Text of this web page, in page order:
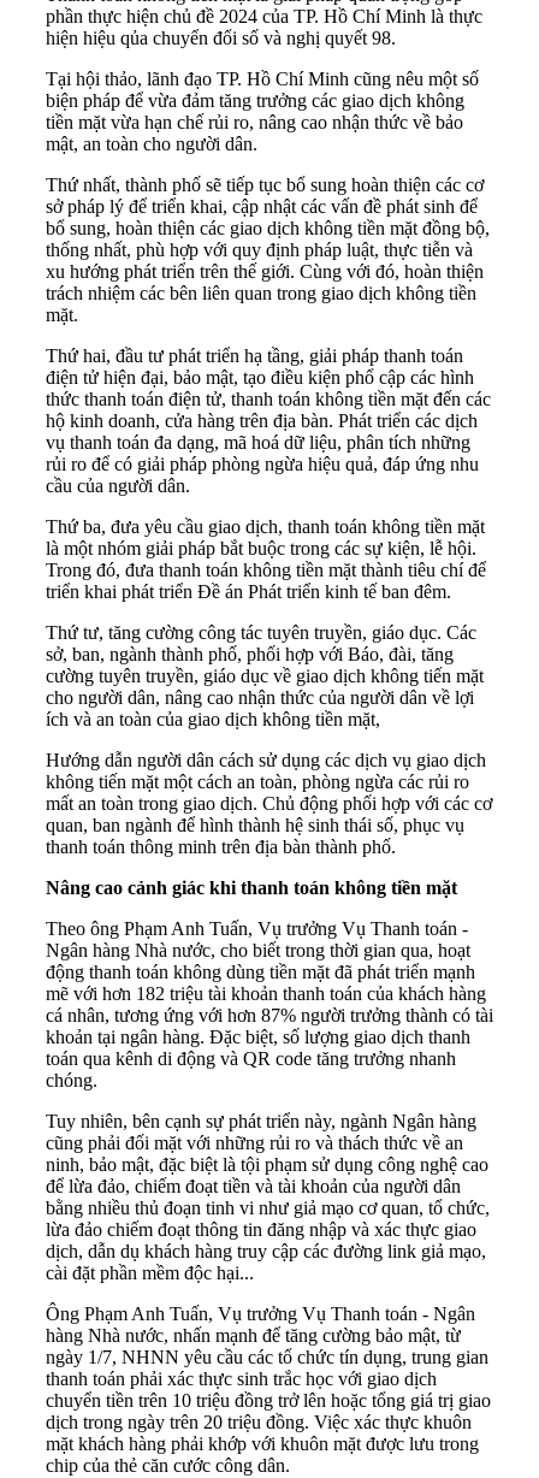
phần thực hiện chủ đề 2024 của TP. Hồ Chí Minh là thực
hiện hiệu qủa chuyển đổi số và nghị quyết 98.
Tại hội thảo, lãnh đạo TP. Hồ Chí Minh cũng nêu một số
biện pháp để vừa đảm tăng trưởng các giao dịch không
tiền mặt vừa hạn chế rủi ro, nâng cao nhận thức về bảo
mật, an toàn cho người dân.
Thứ nhất, thành phố sẽ tiếp tục bổ sung hoàn thiện các cơ
sở pháp lý để triển khai, cập nhật các vấn đề phát sinh để
bổ sung, hoàn thiện các giao dịch không tiền mặt đồng bộ,
thống nhất, phù hợp với quy định pháp luật, thực tiễn và
xu hướng phát triển trên thế giới. Cùng với đó, hoàn thiện
trách nhiệm các bên liên quan trong giao dịch không tiền
mặt.
Thứ hai, đầu tư phát triển hạ tầng, giải pháp thanh toán
điện tử hiện đại, bảo mật, tạo điều kiện phổ cập các hình
thức thanh toán điện tử, thanh toán không tiền mặt đến các
hộ kinh doanh, cửa hàng trên địa bàn. Phát triển các dịch
vụ thanh toán đa dạng, mã hoá dữ liệu, phân tích những
rủi ro để có giải pháp phòng ngừa hiệu quả, đáp ứng nhu
cầu của người dân.
Thứ ba, đưa yêu cầu giao dịch, thanh toán không tiền mặt
là một nhóm giải pháp bắt buộc trong các sự kiện, lễ hội.
Trong đó, đưa thanh toán không tiền mặt thành tiêu chí để
triển khai phát triển Đề án Phát triển kinh tế ban đêm.
Thứ tư, tăng cường công tác tuyên truyền, giáo dục. Các
sở, ban, ngành thành phố, phối hợp với Báo, đài, tăng
cường tuyên truyền, giáo dục về giao dịch không tiến mặt
cho người dân, nâng cao nhận thức của người dân về lợi
ích và an toàn của giao dịch không tiền mặt,
Hướng dẫn người dân cách sử dụng các dịch vụ giao dịch
không tiến mặt một cách an toàn, phòng ngừa các rủi ro
mất an toàn trong giao dịch. Chủ động phối hợp với các cơ
quan, ban ngành để hình thành hệ sinh thái số, phục vụ
thanh toán thông minh trên địa bàn thành phố.
Nâng cao cảnh giác khi thanh toán không tiền mặt
Theo ông Phạm Anh Tuấn, Vụ trưởng Vụ Thanh toán -
Ngân hàng Nhà nước, cho biết trong thời gian qua, hoạt
động thanh toán không dùng tiền mặt đã phát triển mạnh
mẽ với hơn 182 triệu tài khoản thanh toán của khách hàng
cá nhân, tương ứng với hơn 87% người trưởng thành có tài
khoản tại ngân hàng. Đặc biệt, số lượng giao dịch thanh
toán qua kênh di động và QR code tăng trưởng nhanh
chóng.
Tuy nhiên, bên cạnh sự phát triển này, ngành Ngân hàng
cũng phải đối mặt với những rủi ro và thách thức về an
ninh, bảo mật, đặc biệt là tội phạm sử dụng công nghệ cao
để lừa đảo, chiếm đoạt tiền và tài khoản của người dân
bằng nhiều thủ đoạn tinh vi như giả mạo cơ quan, tổ chức,
lừa đảo chiếm đoạt thông tin đăng nhập và xác thực giao
dịch, dẫn dụ khách hàng truy cập các đường link giả mạo,
cài đặt phần mềm độc hại...
Ông Phạm Anh Tuấn, Vụ trưởng Vụ Thanh toán - Ngân
hàng Nhà nước, nhấn mạnh để tăng cường bảo mật, từ
ngày 1/7, NHNN yêu cầu các tổ chức tín dụng, trung gian
thanh toán phải xác thực sinh trắc học với giao dịch
chuyển tiền trên 10 triệu đồng trở lên hoặc tổng giá trị giao
dịch trong ngày trên 20 triệu đồng. Việc xác thực khuôn
mặt khách hàng phải khớp với khuôn mặt được lưu trong
chip của thẻ căn cước công dân.